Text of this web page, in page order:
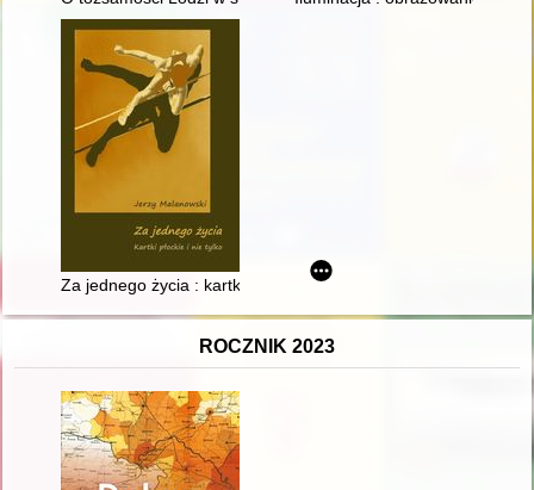
Za jednego życia : kartki płockie i nie tylko
ROCZNIK 2023